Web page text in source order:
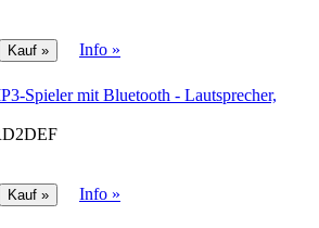
Info »
Spieler mit Bluetooth - Lautsprecher,
Info »